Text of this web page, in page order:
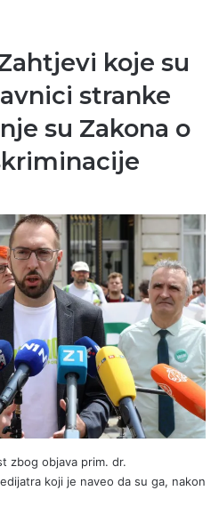
koje su
stranke
su Zakona o
zbog objava prim. dr.
koji je naveo da su ga, nakon